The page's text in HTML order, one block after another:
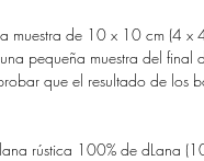
muestra de 10 x 10 cm (4 x
pequeña muestra del final
que el resultado de los
rústica 100% de dLana